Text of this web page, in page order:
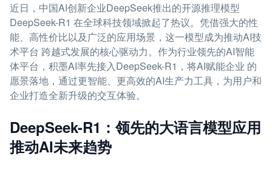
近日，中国AI创新企业DeepSeek推出的开源推理模型
DeepSeek-R1 在全球科技领域掀起了热议。凭借强大的性
能、高性价比以及广泛的应用场景，这一模型成为推动AI技
术平台 跨越式发展的核心驱动力。作为行业领先的AI智能
体平台，积墨AI率先接入DeepSeek-R1，将AI赋能企业 的
愿景落地，通过更智能、更高效的AI生产力工具，为用户和
企业打造全新升级的交互体验。
DeepSeek-R1：领先的大语言模型应用
推动AI未来趋势